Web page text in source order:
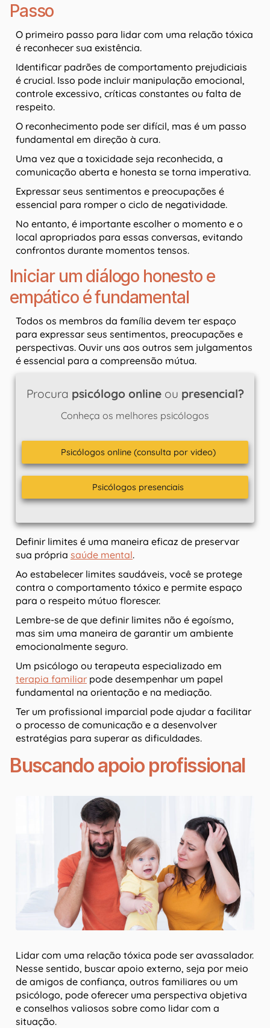
Passo
O primeiro passo para lidar com uma relação tóxica
é reconhecer sua existência.
Identificar padrões de comportamento prejudiciais
é crucial. Isso pode incluir manipulação emocional,
controle excessivo, críticas constantes ou falta de
respeito.
O reconhecimento pode ser difícil, mas é um passo
fundamental em direção à cura.
Uma vez que a toxicidade seja reconhecida, a
comunicação aberta e honesta se torna imperativa.
Expressar seus sentimentos e preocupações é
essencial para romper o ciclo de negatividade.
No entanto, é importante escolher o momento e o
local apropriados para essas conversas, evitando
confrontos durante momentos tensos.
Iniciar um diálogo honesto e
empático é fundamental
Todos os membros da família devem ter espaço
para expressar seus sentimentos, preocupações e
perspectivas. Ouvir uns aos outros sem julgamentos
é essencial para a compreensão mútua.
Procura psicólogo onlineou presencial?
Conheça os melhores psicólogos
Psicólogos online (consulta por video)
Psicólogos presenciais
Definir limites é uma maneira eficaz de preservar
sua própria saúde mental.
Ao estabelecer limites saudáveis, você se protege
contra o comportamento tóxico e permite espaço
para o respeito mútuo florescer.
Lembre-se de que definir limites não é egoísmo,
mas sim uma maneira de garantir um ambiente
emocionalmente seguro.
Um psicólogo ou terapeuta especializado em
terapia familiar pode desempenhar um papel
fundamental na orientação e na mediação.
Ter um profissional imparcial pode ajudar a facilitar
o processo de comunicação e a desenvolver
estratégias para superar as dificuldades.
Buscando apoio profissional
Lidar com uma relação tóxica pode ser avassalador.
Nesse sentido, buscar apoio externo, seja por meio
de amigos de confiança, outros familiares ou um
psicólogo, pode oferecer uma perspectiva objetiva
e conselhos valiosos sobre como lidar com a
situação.